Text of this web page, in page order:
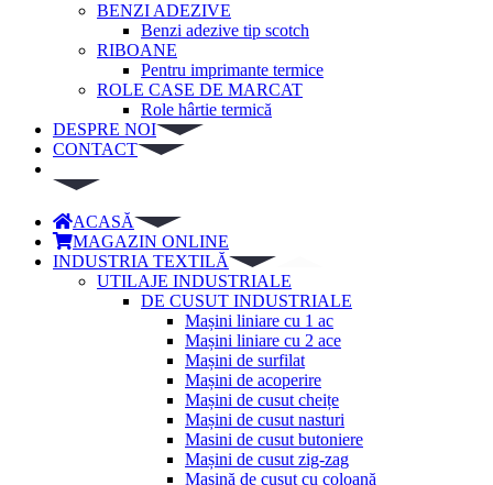
BENZI ADEZIVE
Benzi adezive tip scotch
RIBOANE
Pentru imprimante termice
ROLE CASE DE MARCAT
Role hârtie termică
DESPRE NOI
CONTACT
ACASĂ
MAGAZIN ONLINE
INDUSTRIA TEXTILĂ
UTILAJE INDUSTRIALE
DE CUSUT INDUSTRIALE
Mașini liniare cu 1 ac
Mașini liniare cu 2 ace
Mașini de surfilat
Mașini de acoperire
Mașini de cusut cheițe
Mașini de cusut nasturi
Masini de cusut butoniere
Mașini de cusut zig-zag
Mașină de cusut cu coloană